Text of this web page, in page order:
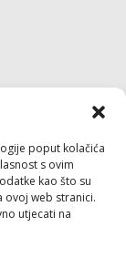
poput kolačića
s ovim
kao što su
ovoj web stranici.
utjecati na